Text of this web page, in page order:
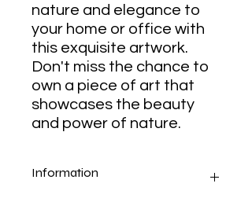
nature and elegance to
your home or office with
this exquisite artwork.
Don't miss the chance to
own a piece of art that
showcases the beauty
and power of nature.
Information